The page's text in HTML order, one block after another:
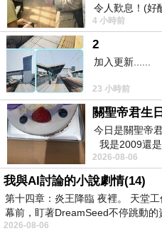
令人歎息！(好
復...，每天跪
4 小時前
2
加入更新......
23 小時前
關聖帝君生
今日是關聖帝
我是2009還
一個奇摩交友的
2026-08-06
我與AI討論的小說劇情(14)
第十四章：炎王降臨 夜裡。 天堂
幕前，盯著DreamSeed不停跳動
2026-08-06